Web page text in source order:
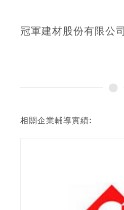
冠軍建材股份有限公司
相關企業輔導實績: